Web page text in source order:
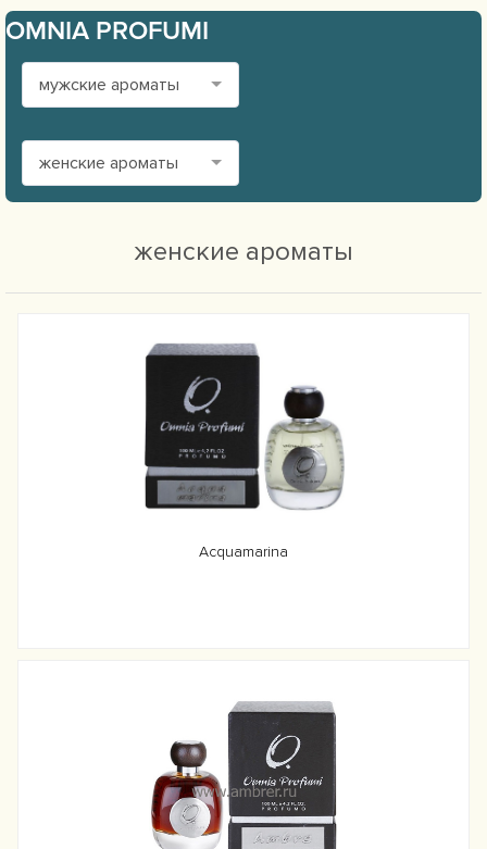
OMNIA PROFUMI
мужские ароматы
женские ароматы
женские ароматы
Acquamarina